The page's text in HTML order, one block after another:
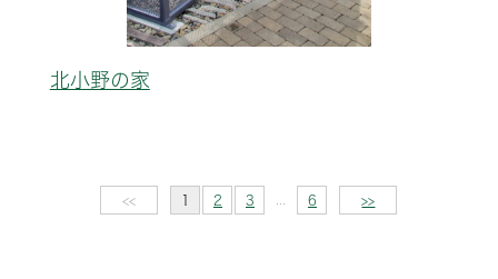
北小野の家
<< 2 3 6 >>